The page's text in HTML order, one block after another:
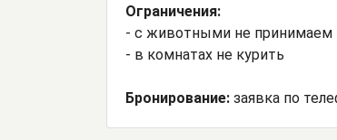
Ограничения:
- с животными не принимаем
- в комнатах не курить
Бронирование: заявка по